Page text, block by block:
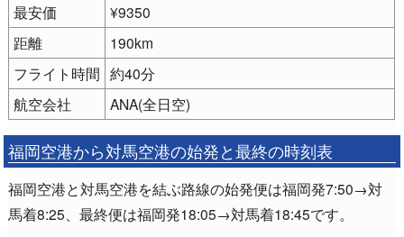
最安価
¥9350
距離
190km
フライト時間 約40分
航空会社
ANA(全日空)
福岡空港から対馬空港の始発と最終の時刻表
福岡空港と対馬空港を結ぶ路線の始発便は福岡発7:50→対
馬着8:25、最終便は福岡発18:05→対馬着18:45です。